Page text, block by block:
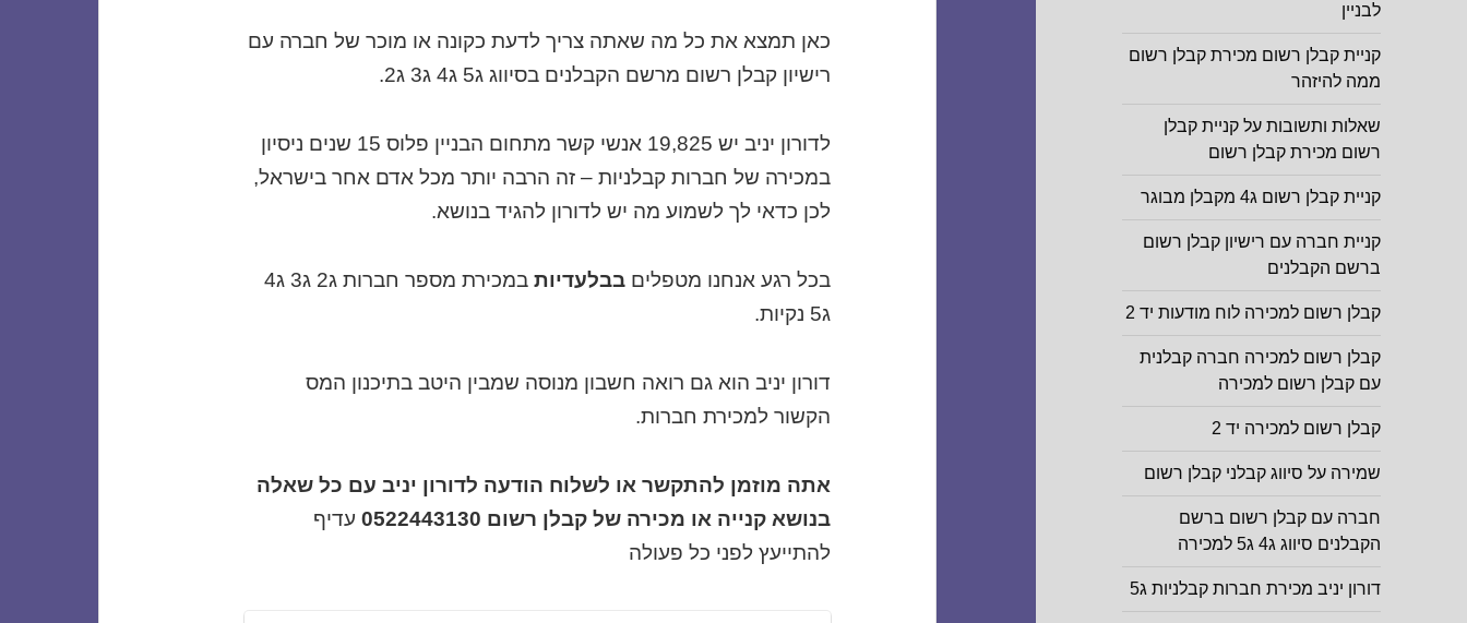
לבניין
קניית קבלן רשום מכירת קבלן רשום
ממה להיזהר
שאלות ותשובות על קניית קבלן
רשום מכירת קבלן רשום
קניית קבלן רשום ג4 מקבלן מבוגר
קניית חברה עם רישיון קבלן רשום
ברשם הקבלנים
קבלן רשום למכירה לוח מודעות יד 2
קבלן רשום למכירה חברה קבלנית
עם קבלן רשום למכירה
קבלן רשום למכירה יד 2
שמירה על סיווג קבלני קבלן רשום
חברה עם קבלן רשום ברשם
הקבלנים סיווג ג4 ג5 למכירה
דורון יניב מכירת חברות קבלניות ג5
כאן תמצא את כל מה שאתה צריך לדעת כקונה או מוכר של חברה עם
רישיון קבלן רשום מרשם הקבלנים בסיווג ג5 ג4 ג3 ג2.
לדורון יניב יש 19,825 אנשי קשר מתחום הבניין פלוס 15 שנים ניסיון
במכירה של חברות קבלניות – זה הרבה יותר מכל אדם אחר בישראל,
לכן כדאי לך לשמוע מה יש לדורון להגיד בנושא.
בכל רגע אנחנו מטפליםבבלעדיות
במכירת מספר חברות ג2 ג3 ג4
ג5 נקיות.
דורון יניב הוא גם רואה חשבון מנוסה שמבין היטב בתיכנון המס
הקשור למכירת חברות.
אתה מוזמן להתקשר או לשלוח הודעה לדורון יניב עם כל שאלה
בנושא קנייה או מכירה של קבלן רשום 0522443130
עדיף
להתייעץ לפני כל פעולה